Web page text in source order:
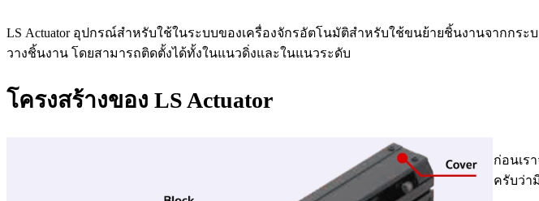
LS Actuator อุปกรณ์สำหรับใช้ในระบบของเครื่องจักรอัตโนมัติสำหรับใช้ขนย้ายชิ้นงานจากกร
วางชิ้นงาน โดยสามารถติดตั้งได้ทั้งในแนวดิ่งและในแนวระดับ
โครงสร้างของ LS Actuator
ก่อนเร
ครับว่า